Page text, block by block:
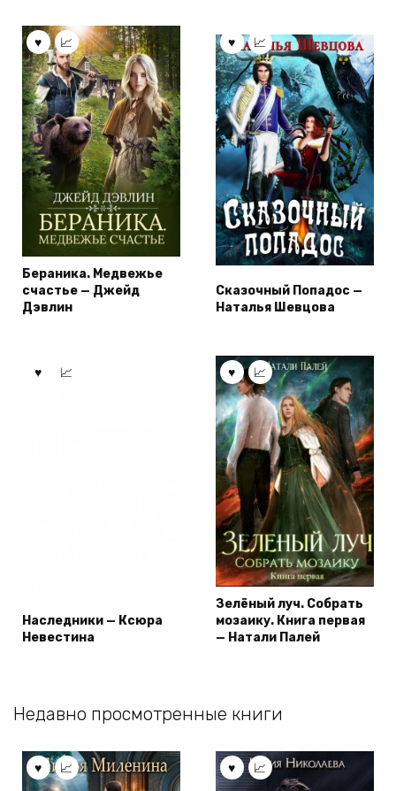
Бераника. Медвежье
счастье — Джейд
Дэвлин
Сказочный Попадос —
Наталья Шевцова
Наследники — Ксюра
Невестина
Зелёный луч. Собрать
мозаику. Книга первая
— Натали Палей
Недавно просмотренные книги